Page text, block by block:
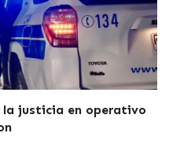
la justicia en operativo